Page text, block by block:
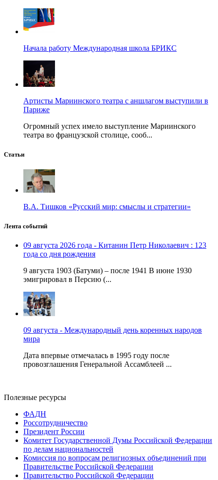
Начала работу Международная школа БРИКС
Артисты Мариинского театра с аншлагом выступили в
Париже
Огромный успех имело выступление Мариинского
театра во французской столице, сооб...
Статьи
В.А. Тишков «Русский мир: смыслы и стратегии»
Лента событий
09 августа 2026 года - Китанин Петр Николаевич : 123
года со дня рождения
9 августа 1903 (Батуми) – после 1941 В июне 1930
эмигрировал в Персию (...
09 августа - Международный день коренных народов
мира
Дата впервые отмечалась в 1995 году после
провозглашения Генеральной Ассамблеей ...
Полезные ресурсы
ФАДН
Россотрудничество
Президент России
Комитет Государственной Думы Российской Федерации
по делам национальностей
Комиссия по вопросам религиозных объединений при
Правительстве Российской Федерации
Правительство Российской Федерации